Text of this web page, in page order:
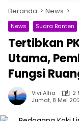
Beranda News
News Suara Banten
Tertibkan
Utama,
Fungsi
Vivi Alfia
2
Jumat, 8 Mei